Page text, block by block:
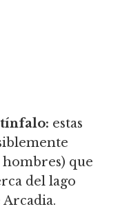
estas
que
del lago